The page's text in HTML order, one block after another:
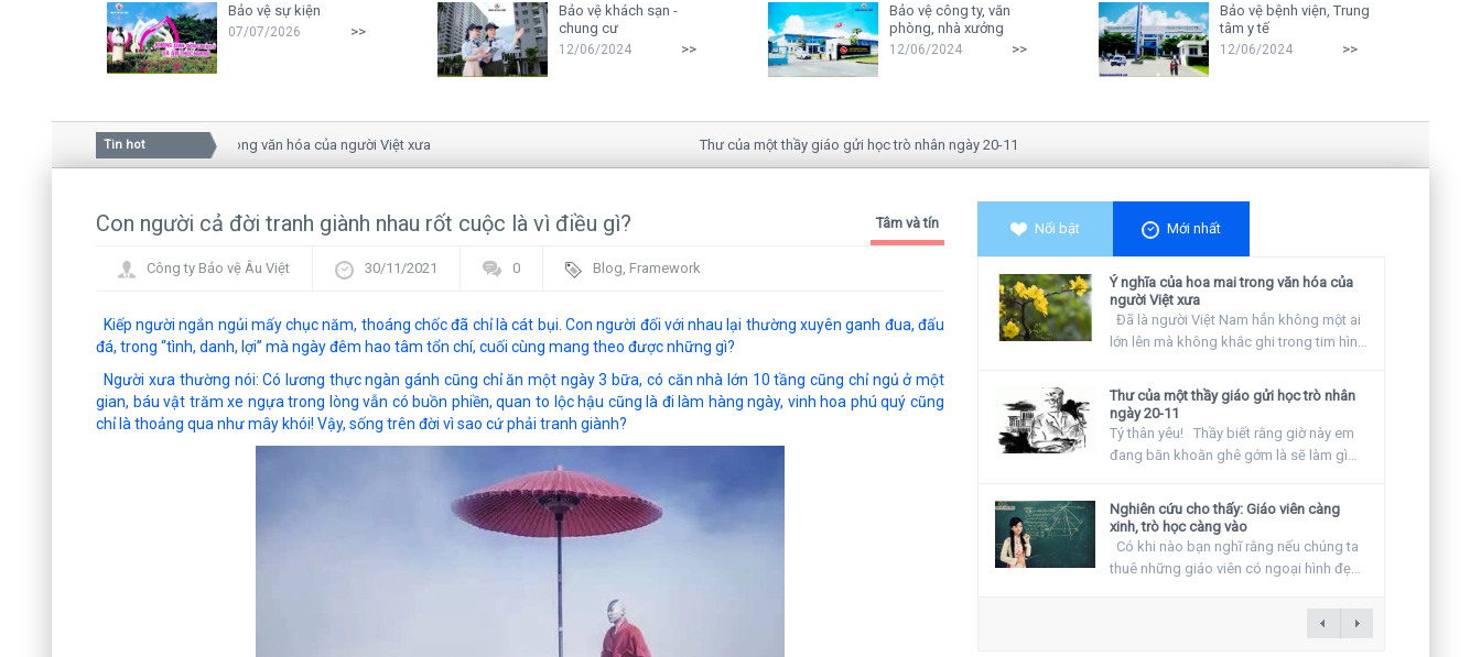
Bảo vệ sự kiện
07/07/2026 >>
Bảo vệ khách sạn -
chung cư
12/06/2024 >>
Bảo vệ công ty, văn
phòng, nhà xưởng
12/06/2024 >>
Bảo vệ bệnh viện, Trung
tâm y tế
12/06/2024 >>
Tin hot
Ý nghĩa của hoa mai trong văn hóa của người Việt xưa Thư của một thầy giáo gửi học trò nhân ngày 20-11
Con người cả đời tranh giành nhau rốt cuộc là vì điều gì? Tâm và tín
Công ty Bảo vệ Âu Việt 30/11/2021 0 Blog, Framework
Kiếp người ngắn ngủi mấy chục năm, thoáng chốc đã chỉ là cát bụi. Con người đối với nhau lại thường xuyên ganh đua, đấu
đá, trong “tình, danh, lợi” mà ngày đêm hao tâm tổn chí, cuối cùng mang theo được những gì?
Người xưa thường nói: Có lương thực ngàn gánh cũng chỉ ăn một ngày 3 bữa, có căn nhà lớn 10 tầng cũng chỉ ngủ ở một
gian, báu vật trăm xe ngựa trong lòng vẫn có buồn phiền, quan to lộc hậu cũng là đi làm hàng ngày, vinh hoa phú quý cũng
chỉ là thoảng qua như mây khói! Vậy, sống trên đời vì sao cứ phải tranh giành?
Nổi bật Mới nhất
Ý nghĩa của hoa mai trong văn hóa của
người Việt xưa
Đã là người Việt Nam hẳn không một ai
lớn lên mà không khắc ghi trong tim hình
Thư của một thầy giáo gửi học trò nhân
ngày 20-11
Tý thân yêu! Thầy biết rằng giờ này em
đang băn khoăn ghê gớm là sẽ làm gì
Nghiên cứu cho thấy: Giáo viên càng
xinh, trò học càng vào
Có khi nào bạn nghĩ rằng nếu chúng ta
thuê những giáo viên có ngoại hình đẹp